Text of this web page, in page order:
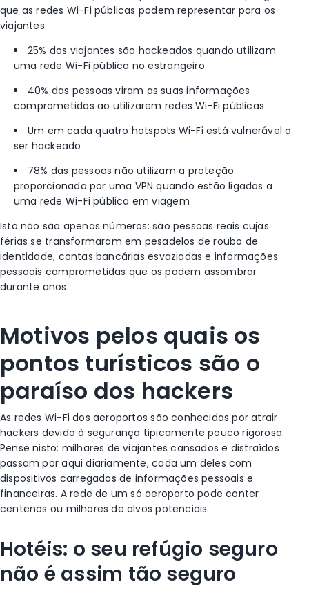
que as redes Wi-Fi públicas podem representar para os
viajantes:
25% dos viajantes são hackeados quando utilizam
uma rede Wi-Fi pública no estrangeiro
40% das pessoas viram as suas informações
comprometidas ao utilizarem redes Wi-Fi públicas
Um em cada quatro hotspots Wi-Fi está vulnerável a
ser hackeado
78% das pessoas não utilizam a proteção
proporcionada por uma VPN quando estão ligadas a
uma rede Wi-Fi pública em viagem
Isto não são apenas números: são pessoas reais cujas
férias se transformaram em pesadelos de roubo de
identidade, contas bancárias esvaziadas e informações
pessoais comprometidas que os podem assombrar
durante anos.
Motivos pelos quais os
pontos turísticos são o
paraíso dos hackers
As redes Wi-Fi dos aeroportos são conhecidas por atrair
hackers devido à segurança tipicamente pouco rigorosa.
Pense nisto: milhares de viajantes cansados e distraídos
passam por aqui diariamente, cada um deles com
dispositivos carregados de informações pessoais e
financeiras. A rede de um só aeroporto pode conter
centenas ou milhares de alvos potenciais.
Hotéis: o seu refúgio seguro
não é assim tão seguro